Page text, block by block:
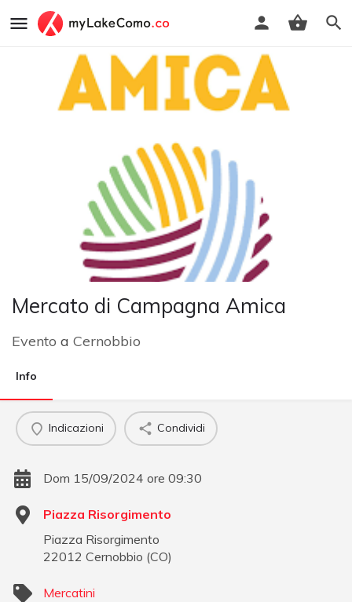
Mercato di Campagna Amica
Evento a Cernobbio
Info
Indicazioni Condividi
Dom 15/09/2024 ore 09:30
Piazza Risorgimento
Piazza Risorgimento
22012 Cernobbio (CO)
Mercatini